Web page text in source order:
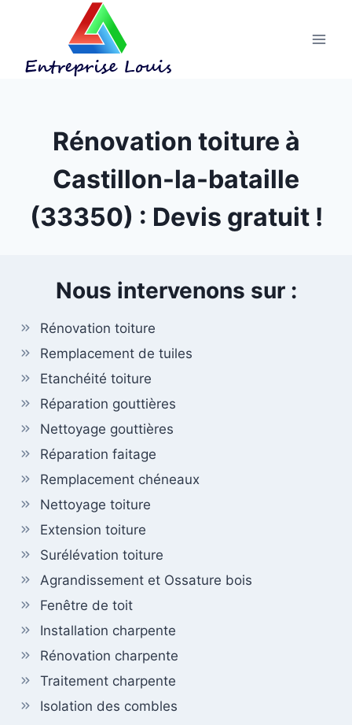
Rénovation toiture à
Castillon-la-bataille
(33350) : Devis gratuit !
Nous intervenons sur :
Rénovation toiture
Remplacement de tuiles
Etanchéité toiture
Réparation gouttières
Nettoyage gouttières
Réparation faitage
Remplacement chéneaux
Nettoyage toiture
Extension toiture
Surélévation toiture
Agrandissement et Ossature bois
Fenêtre de toit
Installation charpente
Rénovation charpente
Traitement charpente
Isolation des combles